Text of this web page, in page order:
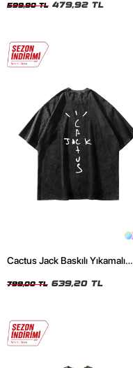
599,90 TL 479,92 TL
Cactus Jack Baskılı Yıkamalı
799,00 TL 639,20 TL